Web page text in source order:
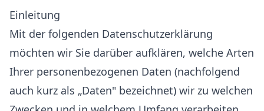
Einleitung
Mit der folgenden Datenschutzerklärung
möchten wir Sie darüber aufklären, welche Arten
Ihrer personenbezogenen Daten (nachfolgend
auch kurz als „Daten" bezeichnet) wir zu welchen